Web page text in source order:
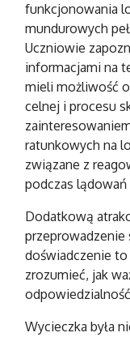
funkcjonowania
mundurowych
Uczniowie
informacjami na
mieli możliwość
celnej i procesu
ratunkowych na
związane z
podczas
Dodatkową
przeprowadzenie
doświadczenie
zrozumieć, jak
Wycieczka była